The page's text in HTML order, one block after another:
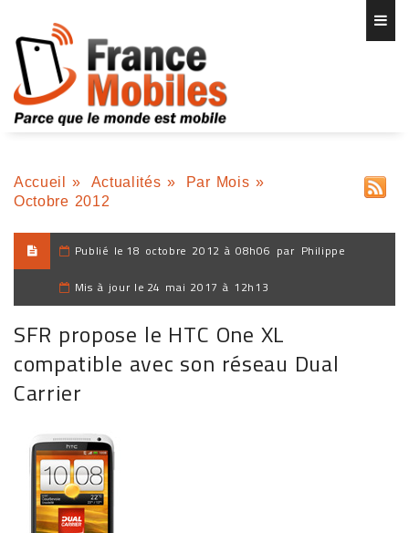
Accueil » Actualités » Par Mois »
Octobre 2012
Publié le 18 octobre 2012 à 08h06 par Philippe
Mis à jour le 24 mai 2017 à 12h13
SFR propose le HTC One XL
compatible avec son réseau Dual
Carrier